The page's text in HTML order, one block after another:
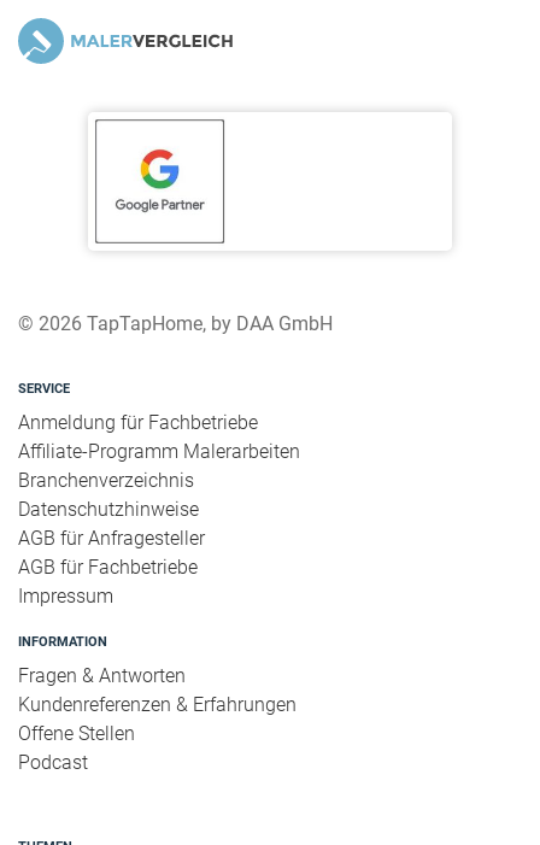
© 2026 TapTapHome, by DAA GmbH
SERVICE
Anmeldung für Fachbetriebe
Affiliate-Programm Malerarbeiten
Branchenverzeichnis
Datenschutzhinweise
AGB für Anfragesteller
AGB für Fachbetriebe
Impressum
INFORMATION
Fragen & Antworten
Kundenreferenzen & Erfahrungen
Offene Stellen
Podcast